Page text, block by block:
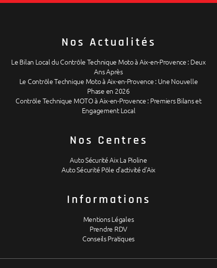
Nos Actualités
Le Bilan Local du Contrôle Technique Moto à Aix-en-Provence : Deux
Ans Après
Le Contrôle Technique Moto à Aix-en-Provence : Une Nouvelle
Phase en 2026
Contrôle Technique MOTO à Aix-en-Provence : Premiers Bilans et
Engagement Local
Nos Centres
Auto Sécurité Aix La Pioline
Auto Sécurité Pôle d'activité d'Aix
Informations
Mentions Légales
Prendre RDV
Conseils Pratiques